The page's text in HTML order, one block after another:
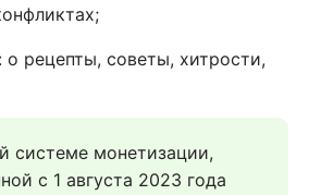
рецепты, советы, хитрости,
системе монетизации,
с 1 августа 2023 года